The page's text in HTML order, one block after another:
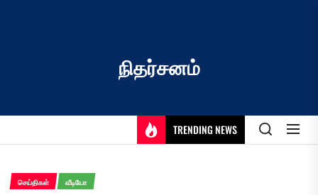
நிதர்சனம்
TRENDING NEWS
செய்திகள் வீடியோ